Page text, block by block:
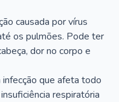
causada por vírus
os pulmões. Pode ter
dor no corpo e
que afeta todo
respiratória